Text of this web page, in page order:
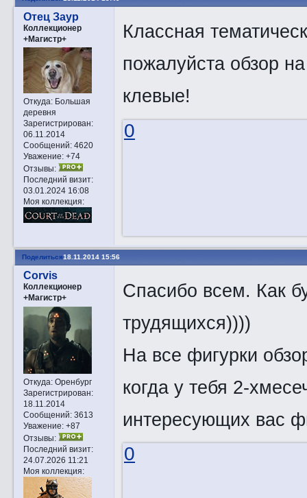
Отец Заур
Коллекционер
+Магистр+
Откуда:Большая
деревня
Зарегистрирован:
06.11.2014
Сообщений:4620
Уважение: +74
Отзывы:
Последний визит:
03.01.2024 16:08
Моя коллекция:
Классная
пожалуйста обзор
клевые!
0
Поделиться18.11.2014 15:56
Corvis
Коллекционер
+Магистр+
Откуда:Оренбург
Зарегистрирован:
18.11.2014
Сообщений:3613
Уважение: +87
Отзывы:
Последний визит:
24.07.2026 11:21
Моя коллекция:
Спасибо всем. Как
трудящихся))))
На все фигурки
когда у тебя 2-
интересующих вас
0